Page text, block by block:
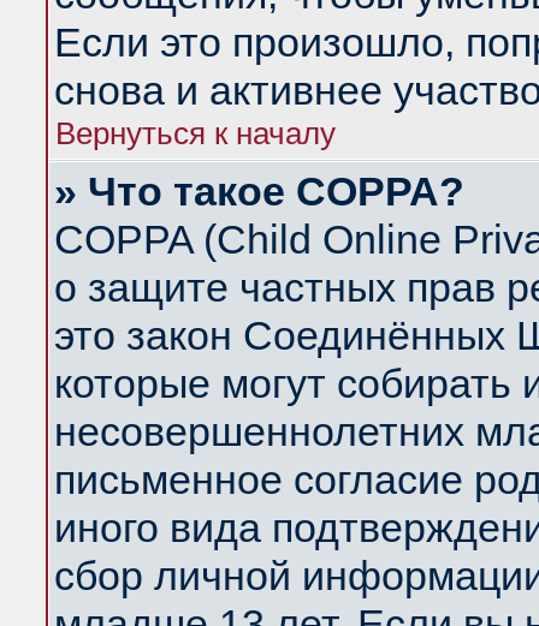
Если это произошло,
снова и активнее
Вернуться к началу
» Что такое COPPA?
COPPA (Child Online
о защите частных прав
это закон Соединённых
которые могут
несовершеннолетних
письменное согласие
иного вида
сбор личной